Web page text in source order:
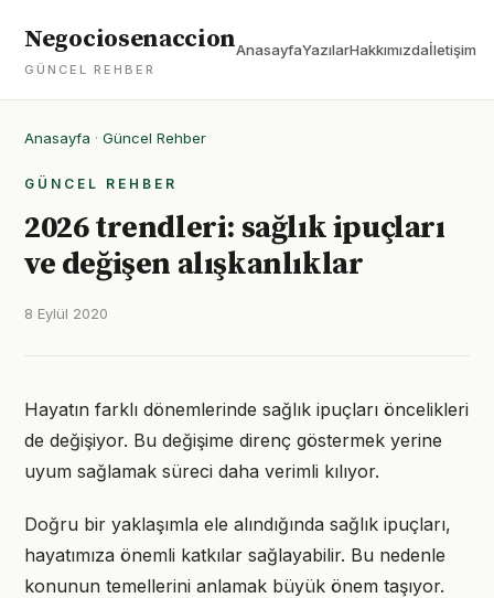
Negociosenaccion
GÜNCEL REHBER
AnasayfaYazılarHakkımızdaİletişim
Anasayfa · Güncel Rehber
GÜNCEL REHBER
2026 trendleri: sağlık ipuçları
ve değişen alışkanlıklar
8 Eylül 2020
Hayatın farklı dönemlerinde sağlık ipuçları öncelikleri
de değişiyor. Bu değişime direnç göstermek yerine
uyum sağlamak süreci daha verimli kılıyor.
Doğru bir yaklaşımla ele alındığında sağlık ipuçları,
hayatımıza önemli katkılar sağlayabilir. Bu nedenle
konunun temellerini anlamak büyük önem taşıyor.